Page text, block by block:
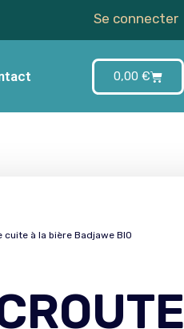
Se connecter
0,00 €
à la bière Badjawe BIO